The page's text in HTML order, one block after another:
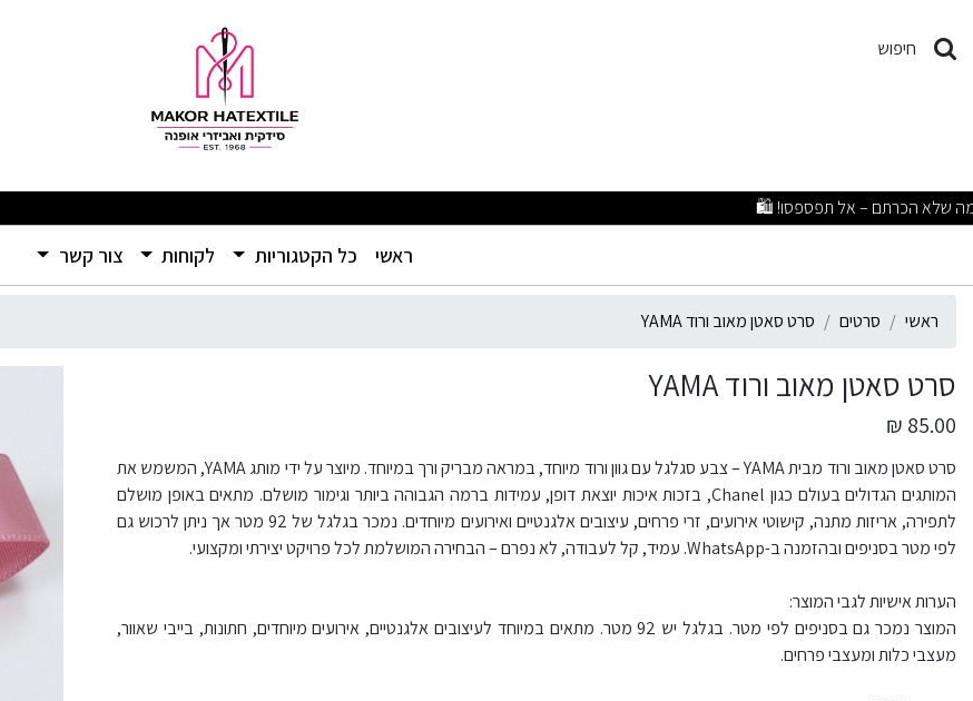
סרט סאטן מאוב ורוד YAMA
חיפוש
ראשי
(current) כל הקטגוריות לקוחות צור קשר
ראשי סרטים סרט סאטן מאוב ורוד YAMA
סרט סאטן מאוב ורוד YAMA
85.00 ₪
סרט סאטן מאוב ורוד מבית YAMA – צבע סגלגל עם גוון ורוד מיוחד, במראה מבריק ורך במיוחד. מיוצר על ידי מותג YAMA, המשמש את
המותגים הגדולים בעולם כגון Chanel, בזכות איכות יוצאת דופן, עמידות ברמה הגבוהה ביותר וגימור מושלם. מתאים באופן מושלם
לתפירה, אריזות מתנה, קישוטי אירועים, זרי פרחים, עיצובים אלגנטיים ואירועים מיוחדים. נמכר בגלגל של 92 מטר אך ניתן לרכוש גם
לפי מטר בסניפים ובהזמנה ב-WhatsApp. עמיד, קל לעבודה, לא נפרם – הבחירה המושלמת לכל פרויקט יצירתי ומקצועי.
הערות אישיות לגבי המוצר:
המוצר נמכר גם בסניפים לפי מטר. בגלגל יש 92 מטר. מתאים במיוחד לעיצובים אלגנטיים, אירועים מיוחדים, חתונות, בייבי שאוור,
מעצבי כלות ומעצבי פרחים.